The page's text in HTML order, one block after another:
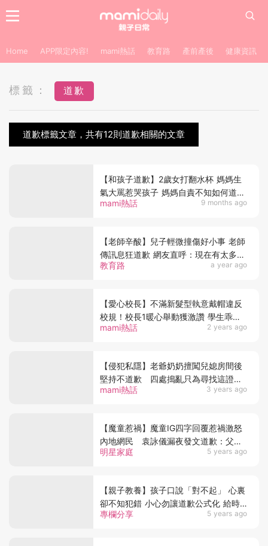
Home APP限定內容! mami熱話 教育路 產前產後 健康資訊
標籤： 道歉
道歉標籤文章，共有12則道歉相關的文章
mami熱話 9 months ago
【和孩子道歉】2歲女打翻水杯 媽媽生
氣大罵惹哭孩子 媽媽自責不知如何道歉
網教5個道歉步驟
教育路 a year ago
【老師辛酸】兒子輕微撞傷好小事 老師
傳訊息狂道歉 網友直呼：現在有太多愛
投訴的怪獸家長
mami熱話 2 years ago
【愛心校長】不滿新髮型執意戴帽違反
校規！校長1暖心舉動獲激讚 學生乖乖
回課室上課更主動道歉
mami熱話 3 years ago
【侵犯私隱】老爺奶奶擅闖兒媳房間後
堅持不道歉 四處搗亂只為尋找這證
據？
明星家庭 5 years ago
【魔童惹禍】魔童IG四字回覆惹禍激怒
內地網民 袁詠儀漏夜發文道歉：父母
之過
專欄分享 5 years ago
【親子教養】孩子口說「對不起」 心裏
卻不知犯錯 小心勿讓道歉公式化 給時
間自省